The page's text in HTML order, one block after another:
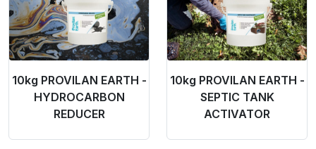
10kg PROVILAN EARTH -
HYDROCARBON
REDUCER
10kg PROVILAN EARTH -
SEPTIC TANK
ACTIVATOR